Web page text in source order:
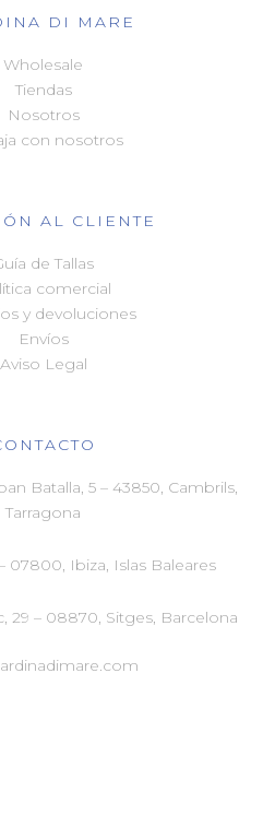
DI MARE
Wholesale
Tiendas
Nosotros
con nosotros
AL CLIENTE
de Tallas
comercial
y devoluciones
Envíos
Aviso Legal
Batalla, 5 – 43850, Cambrils,
Tarragona
07800, Ibiza, Islas Baleares
29 – 08870, Sitges, Barcelona